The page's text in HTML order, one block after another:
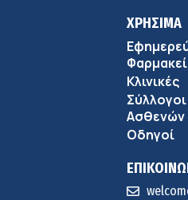
ΧΡΗΣΙΜΑ
Κλινικές
Σύλλογοι
Ασθενών
Οδηγοί